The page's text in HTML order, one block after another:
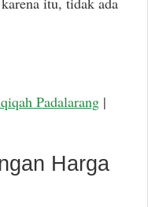
Padalarang |
Harga